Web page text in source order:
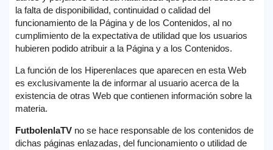
la falta de disponibilidad, continuidad o calidad del
funcionamiento de la Página y de los Contenidos, al no
cumplimiento de la expectativa de utilidad que los usuarios
hubieren podido atribuir a la Página y a los Contenidos.
La función de los Hiperenlaces que aparecen en esta Web
es exclusivamente la de informar al usuario acerca de la
existencia de otras Web que contienen información sobre la
materia.
FutbolenlaTV no se hace responsable de los contenidos de
dichas páginas enlazadas, del funcionamiento o utilidad de